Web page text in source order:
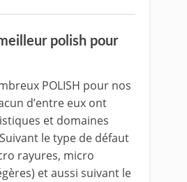
polish pour
POLISH pour nos
d’entre eux ont
et domaines
le type de défaut
rayures, micro
et aussi suivant le